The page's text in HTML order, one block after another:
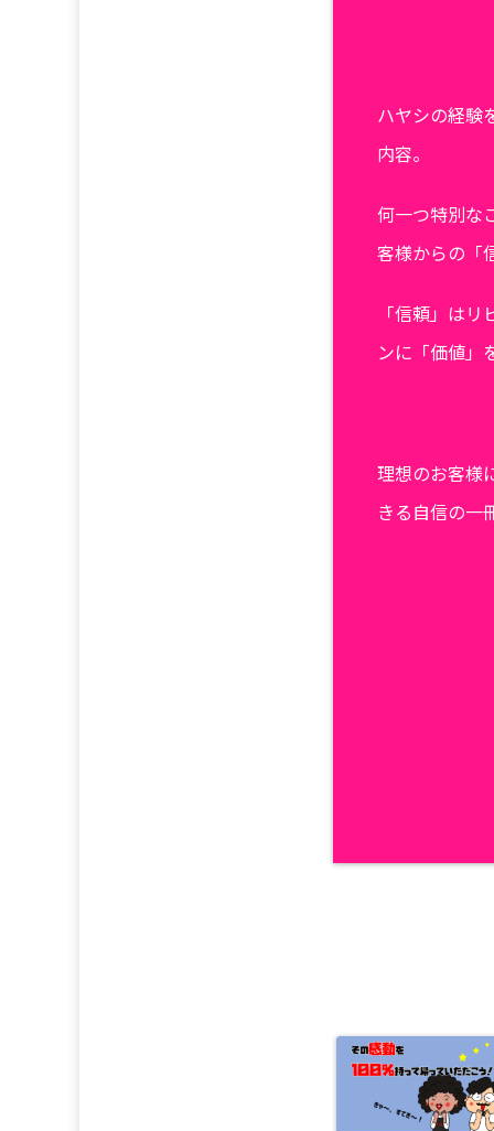
ハヤシの経験
内容。
何一つ特別な
客様からの「
「信頼」は
ンに「価値」
理想のお客様
きる自信の一